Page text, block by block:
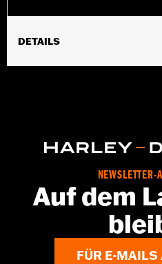
DETAILS
NEWSLETTER-
Auf dem
FÜR E-